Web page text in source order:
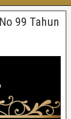
99 Tahun